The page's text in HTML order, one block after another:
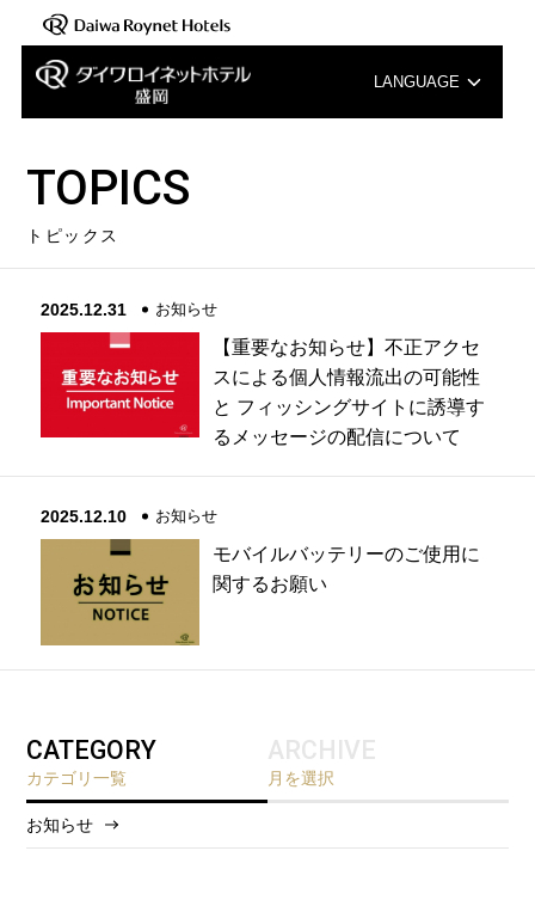
LANGUAGE
TOPICS
トピックス
2025.12.31 お知らせ
【重要なお知らせ】不正アクセ
スによる個人情報流出の可能性
と フィッシングサイトに誘導す
るメッセージの配信について
2025.12.10 お知らせ
モバイルバッテリーのご使用に
関するお願い
CATEGORY
カテゴリ一覧
お知らせ
ARCHIVE
月を選択